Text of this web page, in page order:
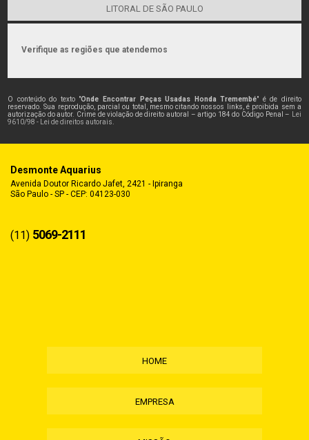
LITORAL DE SÃO PAULO
Verifique as regiões que atendemos
O conteúdo do texto "Onde Encontrar Peças Usadas Honda Tremembé" é de direito
reservado. Sua reprodução, parcial ou total, mesmo citando nossos links, é proibida sem a
autorização do autor. Crime de violação de direito autoral – artigo 184 do Código Penal –
Lei
9610/98 - Lei de direitos autorais
Desmonte Aquarius
Avenida Doutor Ricardo Jafet, 2421 - Ipiranga
São Paulo - SP - CEP: 04123-030
(11) 5069-2111
HOME
EMPRESA